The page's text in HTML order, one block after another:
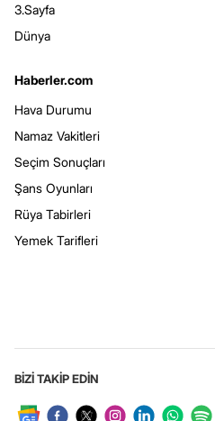
3.Sayfa
Dünya
Haberler.com
Hava Durumu
Namaz Vakitleri
Seçim Sonuçları
Şans Oyunları
Rüya Tabirleri
Yemek Tarifleri
BİZİ TAKİP EDİN